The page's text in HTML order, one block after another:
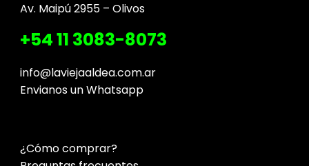
Av. Maipú 2955 – Olivos
+54 11 3083-8073
info@laviejaaldea.com.ar
Envianos un Whatsapp
¿Cómo comprar?